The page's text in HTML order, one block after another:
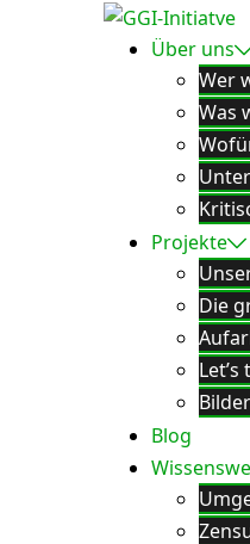
Über uns
Wer
Was
Projekte
Die
Blog